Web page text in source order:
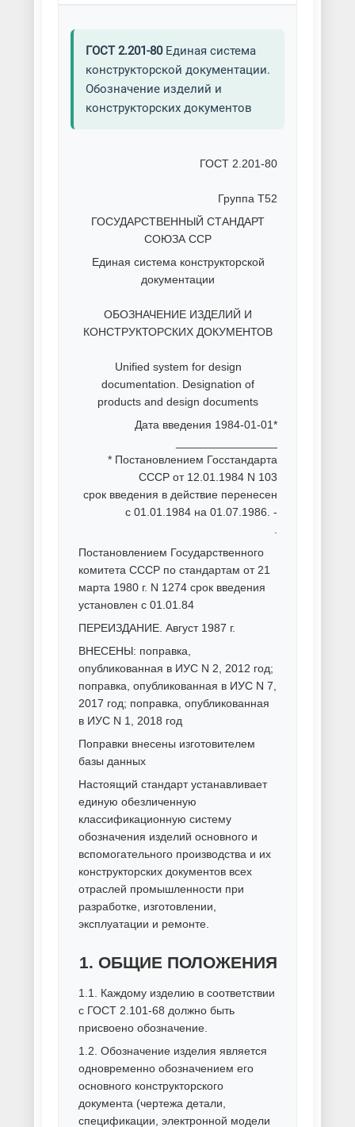
ГОСТ 2.201-80Единая система
конструкторской документации.
Обозначение изделий и
конструкторских документов